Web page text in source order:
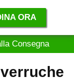
ORA
Consegna